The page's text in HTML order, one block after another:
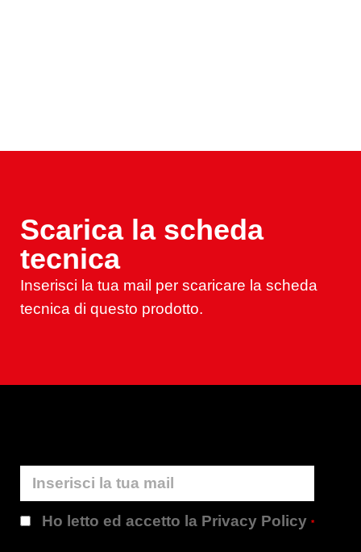
Scarica la scheda
tecnica
Inserisci la tua mail per scaricare la scheda
tecnica di questo prodotto.
Ho letto ed accetto la Privacy Policy*